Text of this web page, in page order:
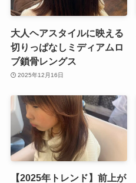
大人ヘアスタイルに映える
切りっぱなしミディアムロ
ブ鎖骨レングス
2025年12月16日
【2025年トレンド】前上が